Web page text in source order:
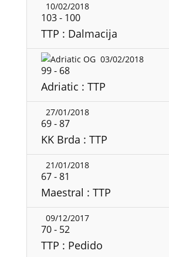
10/02/2018
103- 100
TTP : Dalmacija
03/02/2018
99- 68
Adriatic : TTP
27/01/2018
69-87
KK Brda : TTP
21/01/2018
67-81
Maestral : TTP
09/12/2017
70- 52
TTP : Pedido